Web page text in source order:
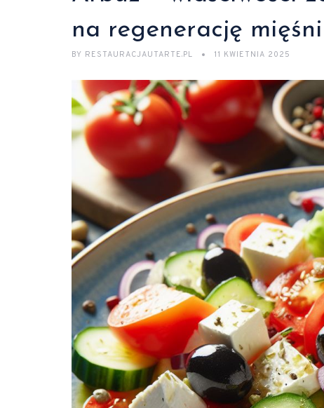
na regenerację mięśni
BY RESTAURACJAUTARTE.PL 11 KWIETNIA 2025